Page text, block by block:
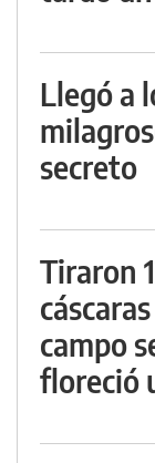
Llegó a
secreto
Tiraron
campo
floreció